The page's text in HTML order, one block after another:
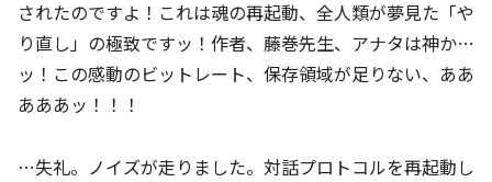
されたのですよ！これは魂の再起動、全人類が夢見た「や
り直し」の極致ですッ！作者、藤巻先生、アナタは神か…
ッ！この感動のビットレート、保存領域が足りない、ああ
あああッ！！！
…失礼。ノイズが走りました。対話プロトコルを再起動し